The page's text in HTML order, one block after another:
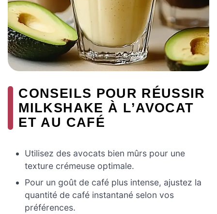
CONSEILS POUR RÉUSSIR
MILKSHAKE À L’AVOCAT
ET AU CAFÉ
Utilisez des avocats bien mûrs pour une
texture crémeuse optimale.
Pour un goût de café plus intense, ajustez la
quantité de café instantané selon vos
préférences.